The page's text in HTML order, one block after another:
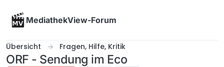
MediathekView-Forum
Übersicht Fragen, Hilfe, Kritik
ORF - Sendung im Eco